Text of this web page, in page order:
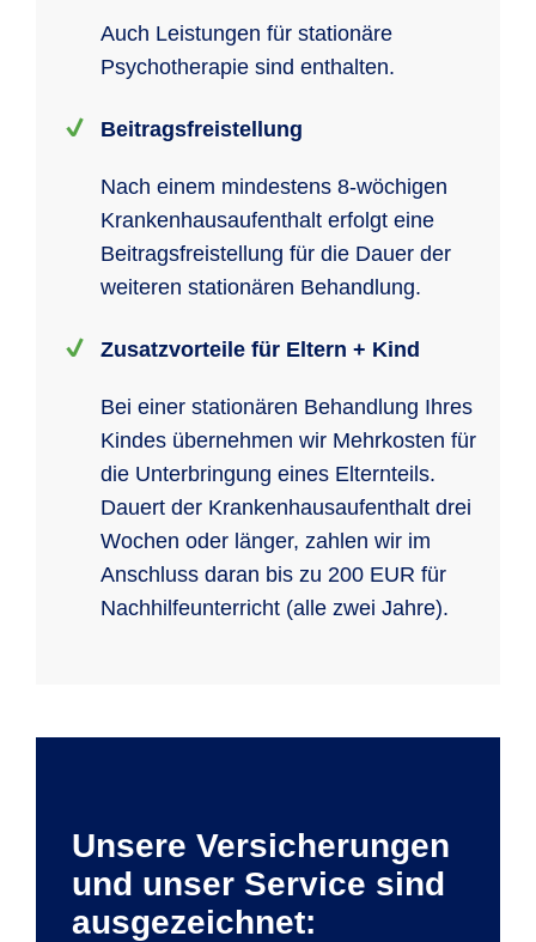
Auch Leistungen für stationäre
Psychotherapie sind enthalten.
Beitragsfreistellung
Nach einem mindestens 8-wöchigen
Krankenhausaufenthalt erfolgt eine
Beitragsfreistellung für die Dauer der
weiteren stationären Behandlung.
Zusatzvorteile für Eltern + Kind
Bei einer stationären Behandlung Ihres
Kindes übernehmen wir Mehrkosten für
die Unterbringung eines Elternteils.
Dauert der Krankenhausaufenthalt drei
Wochen oder länger, zahlen wir im
Anschluss daran bis zu 200 EUR für
Nachhilfeunterricht (alle zwei Jahre).
Unsere Versicherungen
und unser Service sind
ausgezeichnet: